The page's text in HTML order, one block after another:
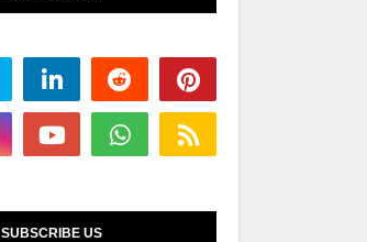
SUBSCRIBE US